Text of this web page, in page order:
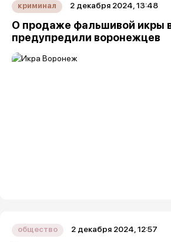
криминал 2 декабря 2024, 13:48
О продаже фальшивой икры
предупредили воронежцев
общество 2 декабря 2024, 12:57